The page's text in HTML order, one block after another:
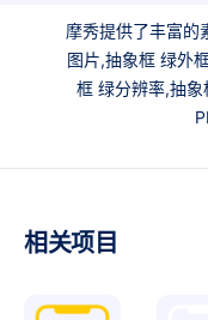
摩秀提供了丰富的
图片,抽象框 绿外
框 绿分辨率,抽
相关项目